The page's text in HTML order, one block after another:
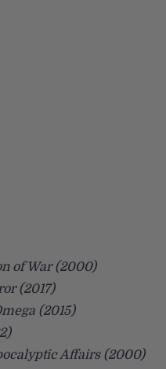
of War (2000)
(2017)
(2015)
Affairs (2000)